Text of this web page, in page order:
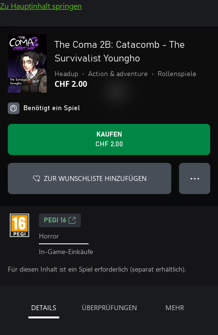
Zu Hauptinhalt springen
The Coma 2B: Catacomb - The
Survivalist Youngho
Headup • Action & adventure • Rollenspiele
CHF 2.00
Benötigt ein Spiel
KAUFEN
CHF 2.00
ZUR WUNSCHLISTE HINZUFÜGEN ● ● ●
PEGI 16
Horror
In-Game-Einkäufe
Für diesen Inhalt ist ein Spiel erforderlich (separat erhältlich).
DETAILS ÜBERPRÜFUNGEN MEHR